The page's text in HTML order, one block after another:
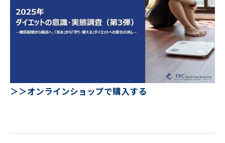
＞＞オンラインショップで購入する